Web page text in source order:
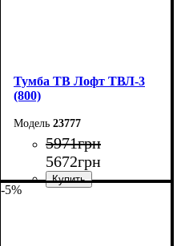
Тумба ТВ Лофт ТВЛ-3
(800)
23777
5971грн
5672грн
-5%